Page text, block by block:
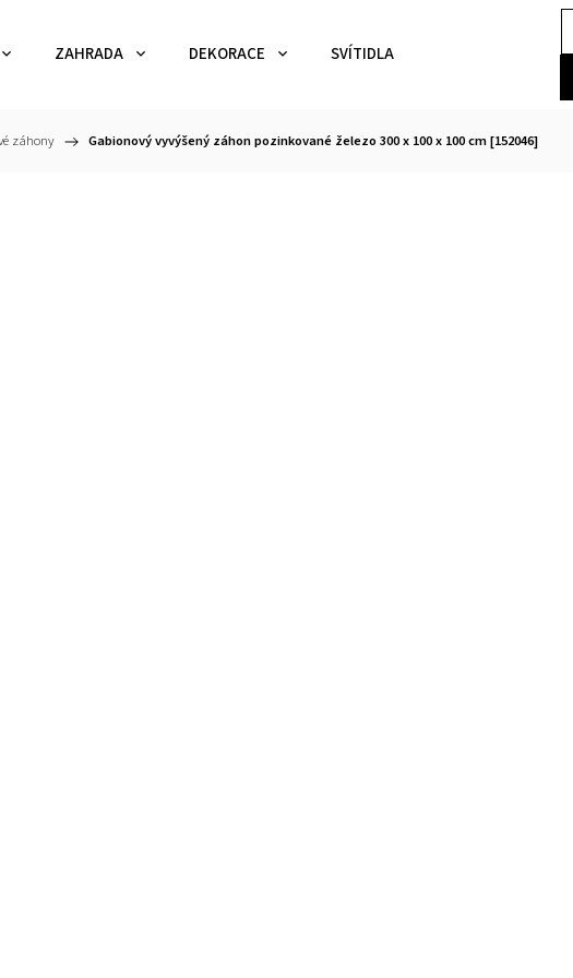
ZAHRADA DEKORACE SVÍTIDLA
záhony / Gabionový vyvýšený záhon pozinkované železo 300 x 100 x 100 cm [152046]